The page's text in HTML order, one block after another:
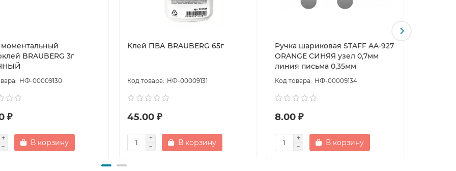
BRAUBERG 3г
НФ-00009130
₽
В корзину
Клей ПВА BRAUBERG 65г
НФ-00009131
45.00 ₽
В корзину
Ручка шариковая STAFF AA-927
ORANGE СИНЯЯ узел 0,7мм
линия письма 0,35мм
НФ-00009134
8.00 ₽
В корзину